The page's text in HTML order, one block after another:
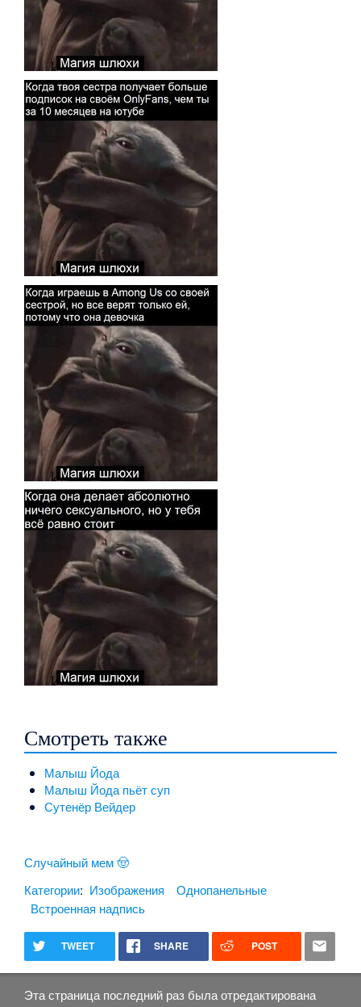
Смотреть также
Малыш Йода
Малыш Йода пьёт суп
Сутенёр Вейдер
Случайный мем 🤠
Категории: Изображения
Однопанельные
Встроенная надпись
TWEET SHARE POST
Эта страница последний раз была отредактирована